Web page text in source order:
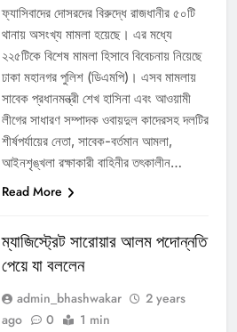
ফ্যাসিবাদের দোসরদের বিরুদ্ধে রাজধানীর ৫০টি
থানায় অসংখ্য মামলা হয়েছে। এর মধ্যে
২২৫টিকে বিশেষ মামলা হিসাবে বিবেচনায় নিয়েছে
ঢাকা মহানগর পুলিশ (ডিএমপি)। এসব মামলায়
সাবেক প্রধানমন্ত্রী শেখ হাসিনা এবং আওয়ামী
লীগের সাধারণ সম্পাদক ওবায়দুল কাদেরসহ দলটির
শীর্ষপর্যায়ের নেতা, সাবেক-বর্তমান আমলা,
আইনশৃঙ্খলা রক্ষাকারী বাহিনীর তৎকালীন…
Read More
ম্যাজিস্ট্রেট সারোয়ার আলম পদোন্নতি
পেয়ে যা বললেন
admin_bhashwakar
2 years
ago
0 1 min